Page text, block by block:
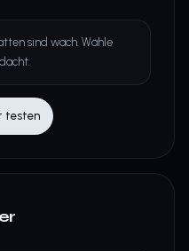
sind wach. Wähle
testen